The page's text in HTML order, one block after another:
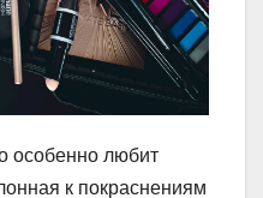
особенно любит
к покраснениям